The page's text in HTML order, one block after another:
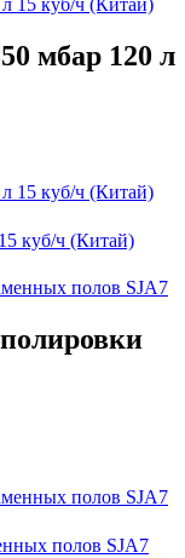
мбар 120 л
куб/ч (Китай)
полов SJA7